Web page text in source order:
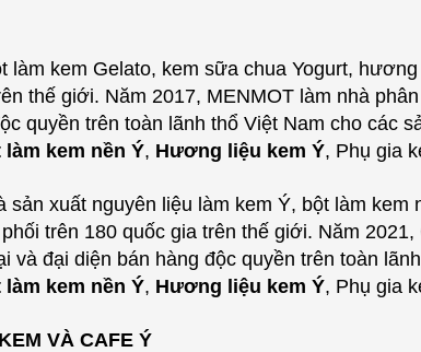
kem Gelato, kem sữa chua Yogurt,
thế giới. Năm 2017, MENMOT làm nhà
quyền trên toàn lãnh thổ Việt Nam cho các
làm kem nền Ý, Hương liệu kem Ý, Phụ gia
sản xuất nguyên liệu làm kem Ý, bột làm
trên 180 quốc gia trên thế giới. Năm 2021,
và đại diện bán hàng độc quyền trên toàn
làm kem nền Ý, Hương liệu kem Ý, Phụ gia
VÀ CAFE Ý